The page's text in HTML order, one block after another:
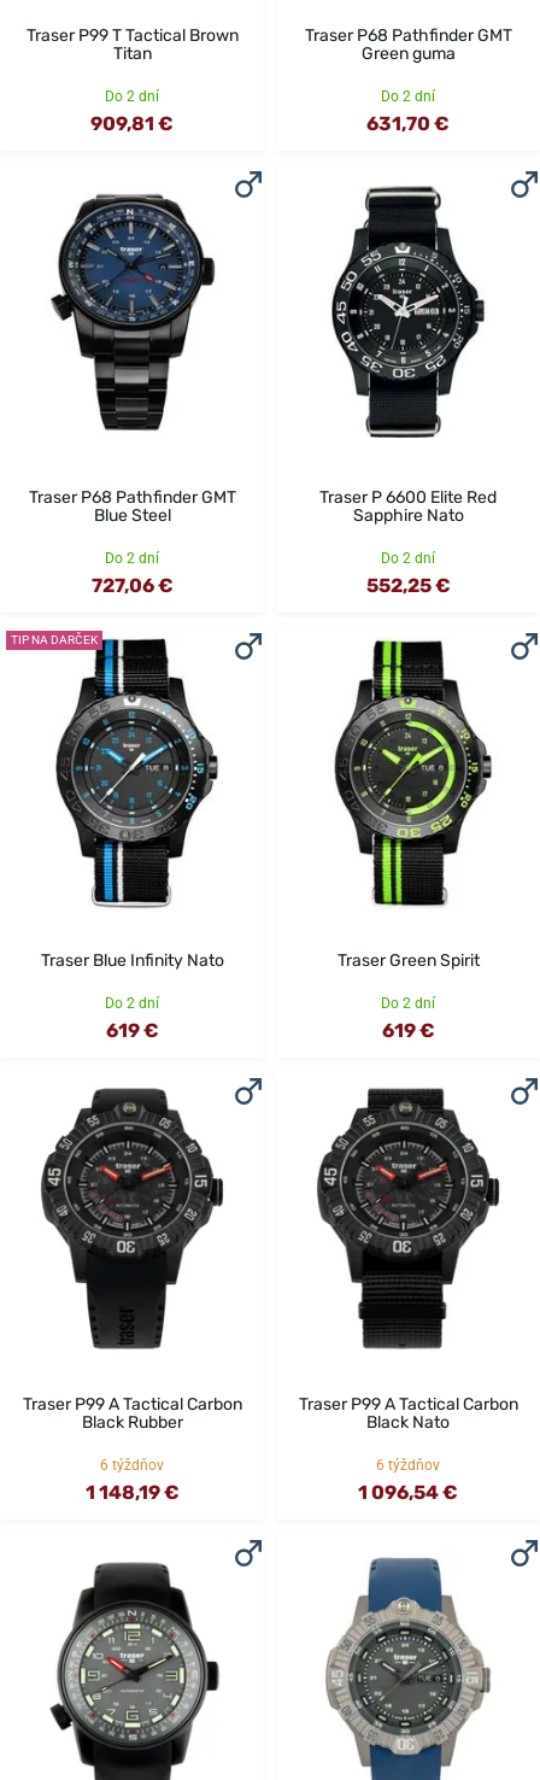
Traser P99 T Tactical Brown
Titan
Do 2 dní
909,81 €
Traser P68 Pathfinder GMT
Green guma
Do 2 dní
631,70 €
Traser P68 Pathfinder GMT
Blue Steel
Do 2 dní
727,06 €
Traser P 6600 Elite Red
Sapphire Nato
Do 2 dní
552,25 €
TIP NA DARČEK
Traser Blue Infinity Nato
Do 2 dní
619 €
Traser Green Spirit
Do 2 dní
619 €
Traser P99 A Tactical Carbon
Black Rubber
6 týždňov
1 148,19 €
Traser P99 A Tactical Carbon
Black Nato
6 týždňov
1 096,54 €